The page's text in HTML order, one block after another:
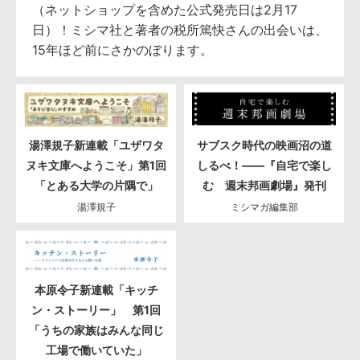
（ネットショップを含めた公式発売日は2月17
日）！ミシマ社と著者の税所篤快さんの出会いは、
15年ほど前にさかのぼります。
湯澤規子新連載「ユザワタ
ヌキ文庫へようこそ」第1回
「とある大学の片隅で」
湯澤規子
サブスク時代の映画沼の道
しるべ！――『自宅で楽し
む 週末邦画劇場』発刊
ミシマガ編集部
本原令子新連載「キッチ
ン・ストーリー」 第1回
「うちの家族はみんな同じ
工場で働いていた」